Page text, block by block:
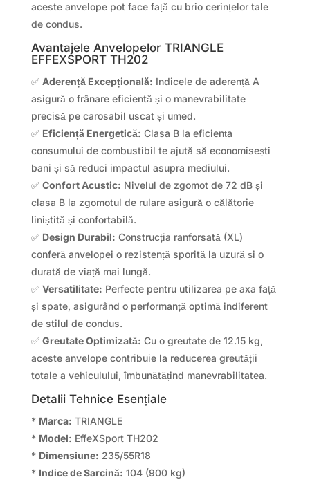
aceste anvelope pot face față cu brio cerințelor tale
de condus.
Avantajele Anvelopelor TRIANGLE
EFFEXSPORT TH202
✅ Aderență Excepțională: Indicele de aderență A
asigură o frânare eficientă și o manevrabilitate
precisă pe carosabil uscat și umed.
✅ Eficiență Energetică: Clasa B la eficiența
consumului de combustibil te ajută să economisești
bani și să reduci impactul asupra mediului.
✅ Confort Acustic: Nivelul de zgomot de 72 dB și
clasa B la zgomotul de rulare asigură o călătorie
liniștită și confortabilă.
✅ Design Durabil: Construcția ranforsată (XL)
conferă anvelopei o rezistență sporită la uzură și o
durată de viață mai lungă.
✅ Versatilitate: Perfecte pentru utilizarea pe axa față
și spate, asigurând o performanță optimă indiferent
de stilul de condus.
✅ Greutate Optimizată: Cu o greutate de 12.15 kg,
aceste anvelope contribuie la reducerea greutății
totale a vehiculului, îmbunătățind manevrabilitatea.
Detalii Tehnice Esențiale
* Marca: TRIANGLE
* Model: EffeXSport TH202
* Dimensiune: 235/55R18
* Indice de Sarcină: 104 (900 kg)